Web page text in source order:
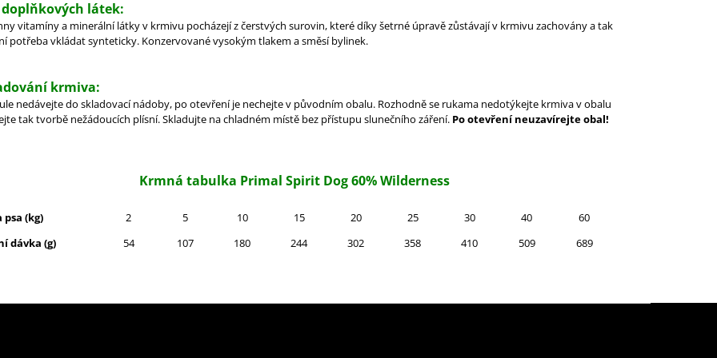
doplňkových látek:
vitamíny a minerální látky v krmivu pocházejí z čerstvých surovin, které díky šetrné úpravě zůstávají v krmivu zachovány a tak
potřeba vkládat synteticky. Konzervované vysokým tlakem a směsí bylinek.
krmiva:
nedávejte do skladovací nádoby, po otevření je nechejte v původním obalu. Rozhodně se rukama nedotýkejte krmiva v obalu
tak tvorbě nežádoucích plísní.Skladujte na chladném místě bez přístupu slunečního záření. Po otevření neuzavírejte obal!
Krmná tabulka Primal Spirit Dog 60% Wilderness
psa (kg) 2 5 10 15 20 25 30 40
60
dávka (g)
54 107 180 244 302 358 410 509 689